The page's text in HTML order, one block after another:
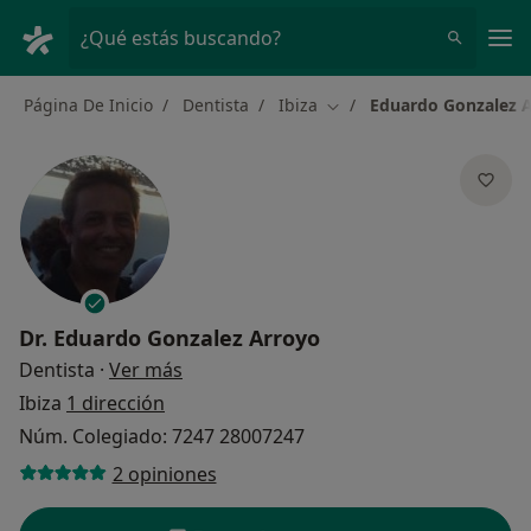
¿Qué estás buscando?
Página De Inicio Dentista Ibiza Cambiar de ciudad
Eduardo Gonzalez
Dr. Eduardo Gonzalez Arroyo
Dentista · Ver más
Ibiza 1 dirección
Núm. Colegiado: 7247 28007247
2 opiniones